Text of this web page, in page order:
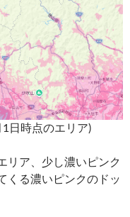
日時点のエリア)
リア、少し濃いピンク
くる濃いピンクのドッ